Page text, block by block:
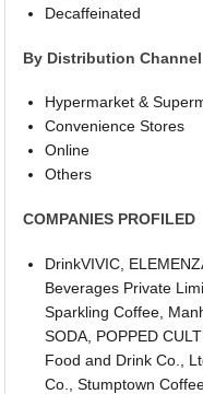
Decaffeinated
By Distribution Channel
Hypermarket &
Convenience Stores
Online
Others
COMPANIES PROFILED
DrinkVIVIC,
Beverages Private
Sparkling Coffee,
SODA, POPPED
Food and Drink Co.,
Co., Stumptown